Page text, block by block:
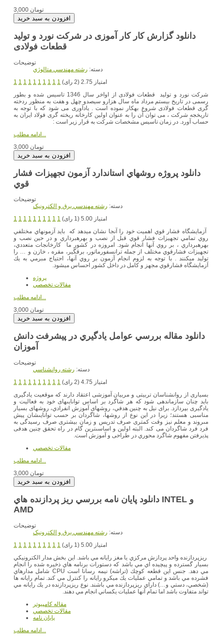
3,000 تومان
دانلود گزارش کار کار آموزی در شرکت نورد و تولید
توضیحات
دسته: رشته مهندسي متالوژي
1 1 1 1 1 1 1 1 1 1
امتیاز 2.75 (2 رای)
شرکت نورد و تولید قطعات فولادی از اواخر سال 1346 تاسیس شده و بطور
رسمی در تاریخ بیستم مرداد ماه سال هزارو سیصدو چهل و هفت به منظور ردخته
گری قطعات فولادی شروع بهکار نموده است . یادآوری می شود که با توجه به
تاریخجه شرکت ، می توان آن را به عنوان اولین کارخانه ریخته گری فولاد ایران به
حساب آورد. در زمان تاسیس مشخصات شرکت به قرار زیر است :
3,000 تومان
دانلود پروژه روشهاي استاندارد آزمون تجهيزات فشار
قوي
توضیحات
دسته: رشته مهندسي برق و الکترونيک
1 1 1 1 1 1 1 1 1 1
امتیاز 5.00 (1 رای)
آزمايشگاه فشار قوي اهميت خود را آنجا نشان مي‎دهد كه بايد آزمونهاي مختلفي
روي تمامي تجهيزات فشار قوي قبل از نصب و بهره‎برداري و در حين نصب و
بهره‎برداري ، بر روي آنها انجام شود. امروزه در كشور ما كارخانجات متعددي،
تجهيزات فشارقوي مختلف از جمله ترانسفورماتور، برقگير، مقره ، خازن و … را
توليد مي‎كنند . با توجه به لزوم انجام آزمون بر روي آنها، احتياج مبرمي به يك
آزمايشگاه فشارقوي مجهز و كامل در داخل كشور احساس مي‎شود.
پروژه
مقالات تخصصي
ادامه مطلب...
3,000 تومان
دانلود مقاله بررسي عوامل يادگيري در پيشرفت دانش
توضیحات
دسته: رشته روانشناسي
1 1 1 1 1 1 1 1 1 1
امتیاز 4.75 (2 رای)
بسيارى از روانشناسان تربيتى و مربيان آموزشى اعتقاد دارند که موقعيت يادگيرى
بايد چنان سازماندهى شود که هر شاگرد بر اساس توانايىهاى خود به فعاليت و
يادگيرى بپردازد. براى نيل به چنين هدفي، روشهاى آموزش انفرادي، روشهاى بسيار
مناسبى هستند؛ زيرا در اين نوع از روشها، شاگردان بر حسب توانايىشان پيش
مىروند و معلم نيز وقت کمترى صرف تدريس و زمان بيشترى صرف رسيدگى به
فرد فرد شاگردان می کند. البته اولين و اساسىترين گام در راه تحقق چنين هدفى
پذيرفتن مفهوم شاگرد محوري در طراحى و آموزش است.
مقالات تخصصي
ادامه مطلب...
3,000 تومان
دانلود پایان نامه بررسي ريز پردازنده هاي INTEL و
AMD
توضیحات
دسته: رشته مهندسي برق و الکترونيک
1 1 1 1 1 1 1 1 1 1
امتیاز 5.00 (1 رای)
ريزپردازنده واحد پردازش مركزي يا مغز رايانه مي باشد. اين بخش مدار الكترونيكي
بسيار گسترده و پيچيده اي مي باشد كه دستورات برنامه هاي ذخيره شده را انجام
مي دهد. جنس اين قطعه كوچك (تراشه) نيمه رسانا است CPU شامل مدارهاي
فشرده مي باشد و تمامي عمليات يك ميكرو رايانه را كنترل مي كند. تمام رايانه ها
(شخصي، دستي و…) داراي ريزپردازنده مي باشند. نوع ريزپردازنده در يك رايانه مي
تواند متفاوت باشد اما تمام آنها عمليات يكساني انجام مي دهند.
مقاله کامپیوتر
مقالات تخصصي
پایان نامه
ادامه مطلب...